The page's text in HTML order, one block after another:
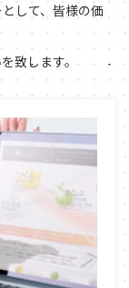
して、皆様の価
致します。